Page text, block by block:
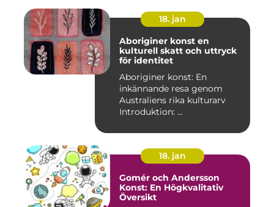
18. jan
Aboriginer konst en
kulturell skatt och uttryck
för identitet
Aboriginer konst: En
inkännande resa genom
Australiens rika kulturarv
Introduktion: ...
18. jan
Gomér och Andersson
Konst: En Högkvalitativ
Översikt